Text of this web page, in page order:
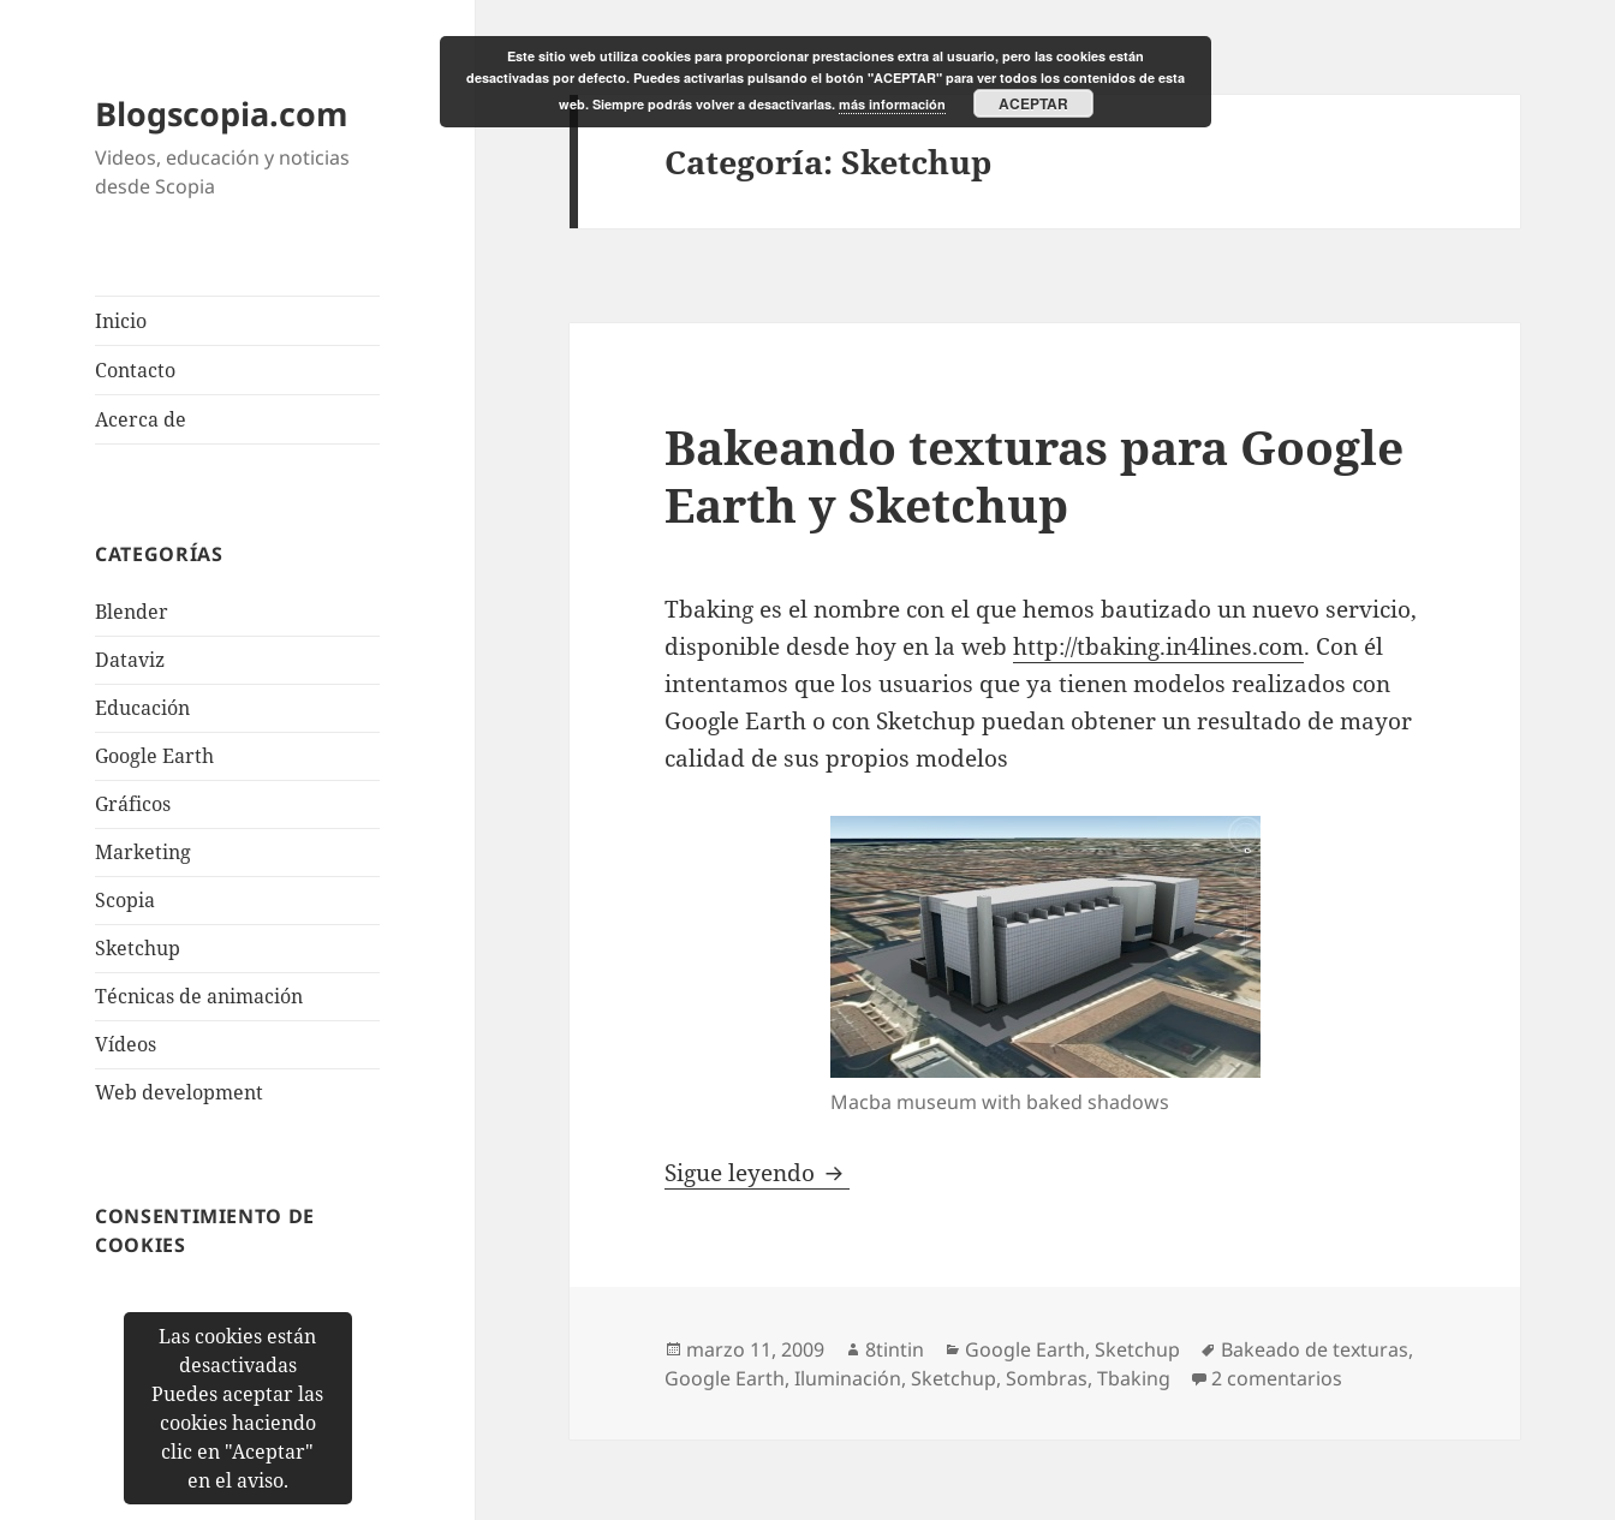
Blogscopia.com
Videos, educación y noticias
desde Scopia
Inicio
Contacto
Acerca de
CATEGORÍAS
Blender
Dataviz
Educación
Google Earth
Gráficos
Marketing
Scopia
Sketchup
Técnicas de animación
Vídeos
Web development
CONSENTIMIENTO DE
COOKIES
Las cookies están
desactivadas
Puedes aceptar las
cookies haciendo
clic en "Aceptar"
en el aviso.
Categoría:Sketchup
Bakeando texturas para Google
Earth y Sketchup
Tbaking es el nombre con el que hemos bautizado un nuevo servicio,
disponible desde hoy en la webhttp://tbaking.in4lines.com. Con él
intentamos que los usuarios que ya tienen modelos realizados con
Google Earth o con Sketchup puedan obtener un resultado de mayor
calidad de sus propios modelos
Macba museum with baked shadows
Sigue leyendo Bakeando texturas para Google Earth y Sketchup
Publicado
el
marzo 11, 2009 Autor
8tintin Categorías
Google Earth, Sketchup Etiquetas
Bakeado de texturas,
Google Earth,Iluminación, Sketchup, Sombras,Tbaking 2 comentarios
Este sitio web utiliza cookies para proporcionar prestaciones extra al usuario, pero las cookies están
desactivadas por defecto. Puedes activarlas pulsando el botón "ACEPTAR" para ver todos los contenidos de esta
web. Siempre podrás volver a desactivarlas. más información ACEPTAR